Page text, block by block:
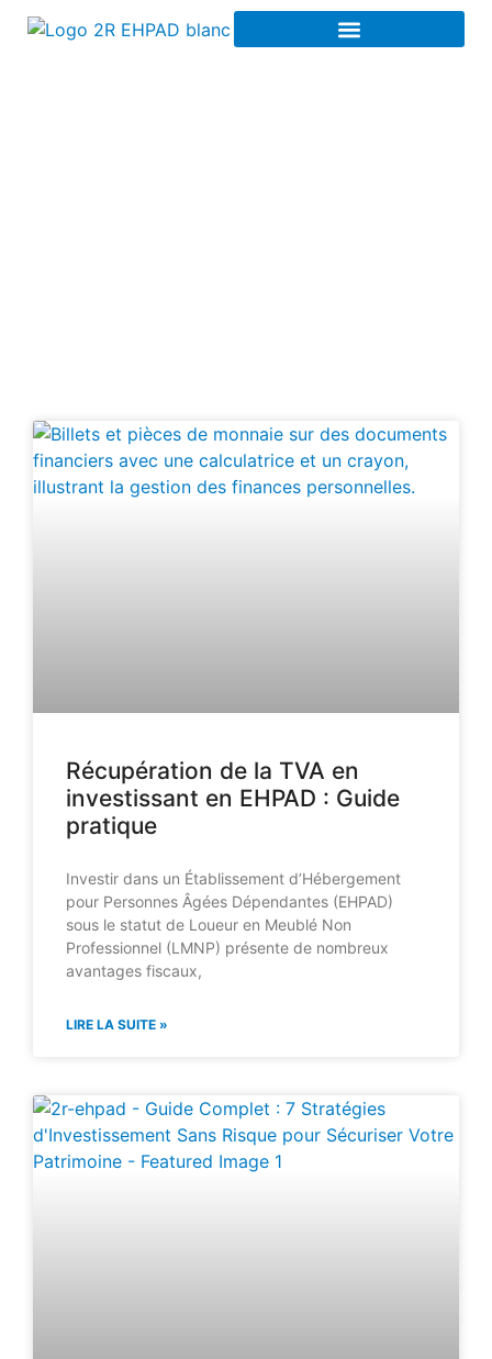
Récupération de la TVA en
investissant en EHPAD : Guide
pratique
Investir dans un Établissement d’Hébergement
pour Personnes Âgées Dépendantes (EHPAD)
sous le statut de Loueur en Meublé Non
Professionnel (LMNP) présente de nombreux
avantages fiscaux,
LIRE LA SUITE »